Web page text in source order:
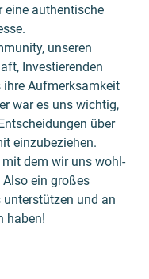
eine authentische
unseren
Inves­tierenden
ihre Auf­merk­sam­keit
war es uns wichtig,
über
einzu­beziehen.
mit dem wir uns wohl­
ein großes
unter­stützen und an
haben!